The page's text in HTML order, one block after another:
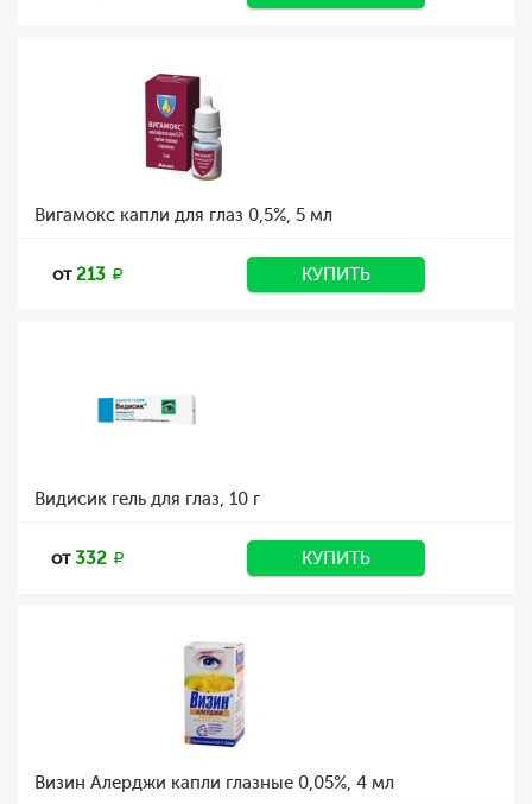
Вигамокс капли для глаз 0,5%, 5 мл
от213 КУПИТЬ
Видисик гель для глаз, 10 г
от332 КУПИТЬ
Визин Алерджи капли глазные 0,05%, 4 мл